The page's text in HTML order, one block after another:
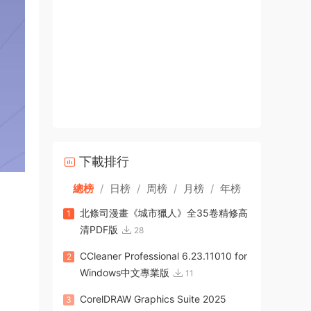
下載排行
總榜 / 日榜 / 周榜 / 月榜 / 年榜
1
北條司漫畫《城市獵人》全35卷精修高
清PDF版
28
2
CCleaner Professional 6.23.11010 for
Windows中文專業版
11
3
CorelDRAW Graphics Suite 2025